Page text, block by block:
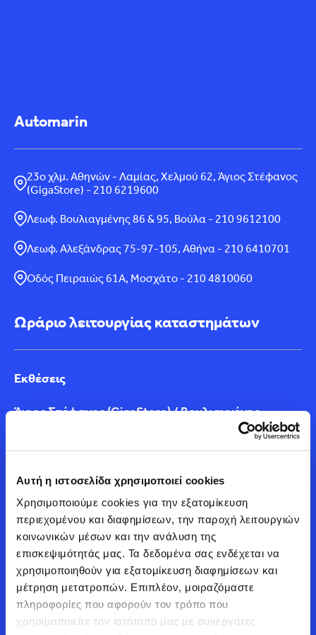
Αυτή η ιστοσελίδα χρησιμοποιεί cookies
Χρησιμοποιούμε cookies για την εξατομίκευση
περιεχομένου και διαφημίσεων, την παροχή λειτουργιών
κοινωνικών μέσων και την ανάλυση της
επισκεψιμότητάς μας. Τα δεδομένα σας ενδέχεται να
χρησιμοποιηθούν για εξατομίκευση διαφημίσεων και
μέτρηση μετατροπών. Επιπλέον, μοιραζόμαστε
πληροφορίες που αφορούν τον τρόπο που
χρησιμοποιείτε τον ιστότοπό μας με συνεργάτες
Automarin
23ο χλμ. Αθηνών - Λαμίας, Χελμού 62, Άγιος Στέφανος
(GigaStore) - 210 6219600
Λεωφ. Βουλιαγμένης 86 & 95, Βούλα - 210 9612100
Λεωφ. Αλεξάνδρας 75-97-105, Αθήνα - 210 6410701
Οδός Πειραιώς 61Α, Μοσχάτο - 210 4810060
Ωράριο λειτουργίας καταστημάτων
Εκθέσεις
Άγιος Στέφανος (GigaStore) / Βουλιαγμένης
Δευτέρα - Παρασκευή 09:00 - 20:30 / Σάββατο
09:00 - 16:00
Αλεξάνδρας / Πειραιώς
Δευτέρα - Παρασκευή 09:00 - 20:00 / Σάββατο
09:00 - 16:00
Service & Φανοβαφείο
Δευτέρα - Παρασκευή 08:00 - 18:00
Τηλεφωνικό Κέντρο